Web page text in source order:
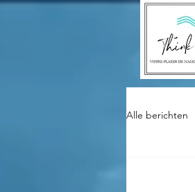
Alle berichten